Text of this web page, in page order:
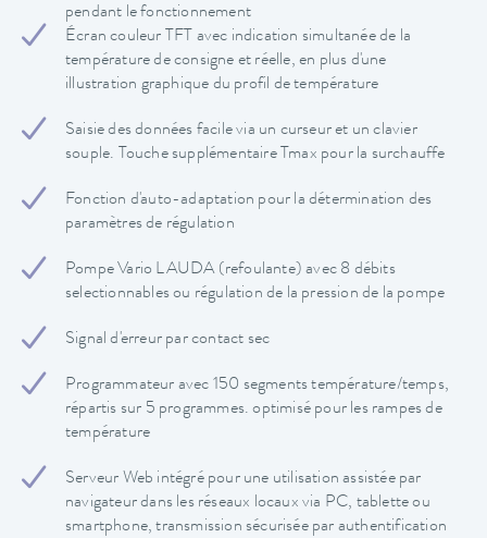
pendant le fonctionnement
Écran couleur TFT avec indication simultanée de la
température de consigne et réelle, en plus d'une
illustration graphique du profil de température
Saisie des données facile via un curseur et un clavier
souple. Touche supplémentaire Tmax pour la surchauffe
Fonction d'auto-adaptation pour la détermination des
paramètres de régulation
Pompe Vario LAUDA (refoulante) avec 8 débits
selectionnables ou régulation de la pression de la pompe
Signal d'erreur par contact sec
Programmateur avec 150 segments température/temps,
répartis sur 5 programmes. optimisé pour les rampes de
température
Serveur Web intégré pour une utilisation assistée par
navigateur dans les réseaux locaux via PC, tablette ou
smartphone, transmission sécurisée par authentification